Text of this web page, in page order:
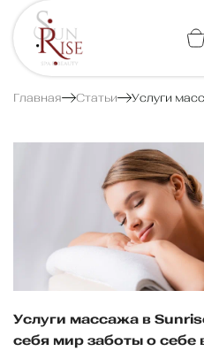
Главная Статьи Услуги
Услуги массажа в
себя мир заботы о себе